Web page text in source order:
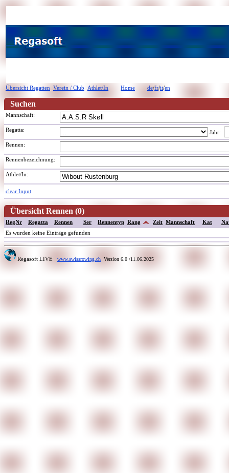
Übersicht Regatten Verein / Club Athlet/In Home de/fr/it/en
Suchen
Mannschaft:
Regatta:
Jahr:
Rennen:
Rennenbezeichnung:
Athlet/In:
clear Input
Übersicht Rennen (0)
RegNr Regatta Rennen Ser Rennentyp Rang Zeit Mannschaft Kat
Es wurden keine Einträge gefunden
Regasoft LIVE www.swissrowing.chVersion 6.0/11.06.2025